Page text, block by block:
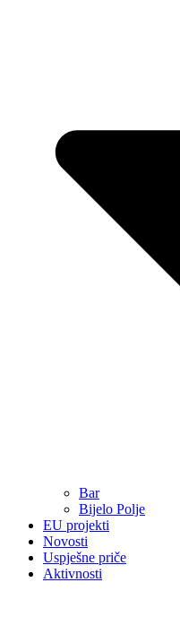
Bar
Bijelo Polje
EU projekti
Novosti
Uspješne priče
Aktivnosti